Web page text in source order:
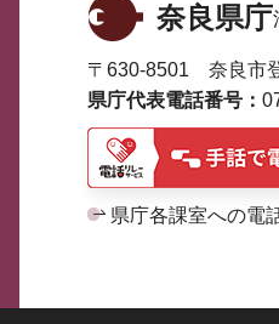
奈良県庁
〒630-8501 奈良市
県庁代表電話番号：
県庁各課室への電